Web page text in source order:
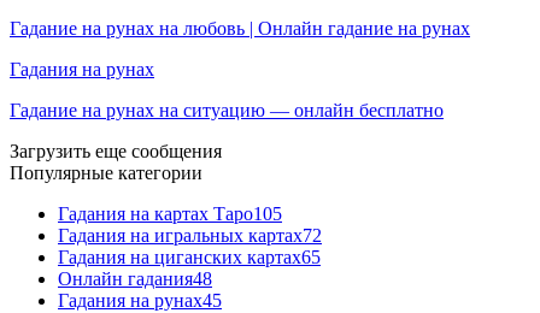
Гадание на рунах на любовь | Онлайн гадание на рунах
Гадания на рунах
Гадание на рунах на ситуацию — онлайн бесплатно
Загрузить еще сообщения
Популярные категории
Гадания на картах Таро105
Гадания на игральных картах72
Гадания на циганских картах65
Онлайн гадания48
Гадания на рунах45